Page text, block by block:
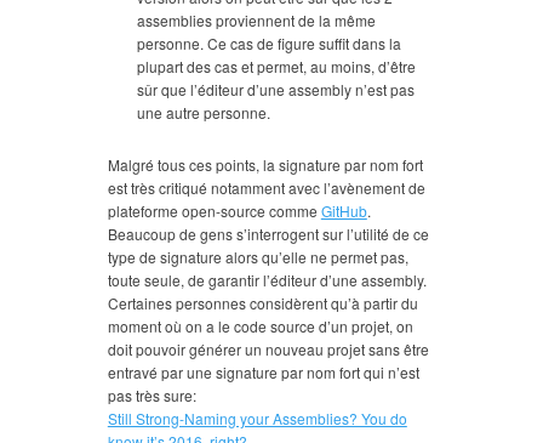
assemblies proviennent de la même
personne. Ce cas de figure suffit dans la
plupart des cas et permet, au moins, d’être
sûr que l’éditeur d’une assembly n’est pas
une autre personne.
Malgré tous ces points, la signature par nom fort
est très critiqué notamment avec l’avènement de
plateforme open-source comme GitHub.
Beaucoup de gens s’interrogent sur l’utilité de ce
type de signature alors qu’elle ne permet pas,
toute seule, de garantir l’éditeur d’une assembly.
Certaines personnes considèrent qu’à partir du
moment où on a le code source d’un projet, on
doit pouvoir générer un nouveau projet sans être
entravé par une signature par nom fort qui n’est
pas très sure:
Still Strong-Naming your Assemblies? You do